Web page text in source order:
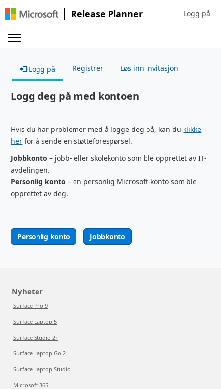
Release Planner Sign in to
Logg på
Logg på Registrer Løs inn invitasjon
Logg deg på med kontoen
Hvis du har problemer med å logge deg på, kan du klikke
her for å sende en støtteforespørsel.
Jobbkonto – jobb- eller skolekonto som ble opprettet av IT-
avdelingen.
Personlig konto – en personlig Microsoft-konto som ble
opprettet av deg.
Personlig konto Jobbkonto
Nyheter
Surface Pro 9
Surface Laptop 5
Surface Studio 2+
Surface Laptop Go 2
Surface Laptop Studio
Microsoft 365